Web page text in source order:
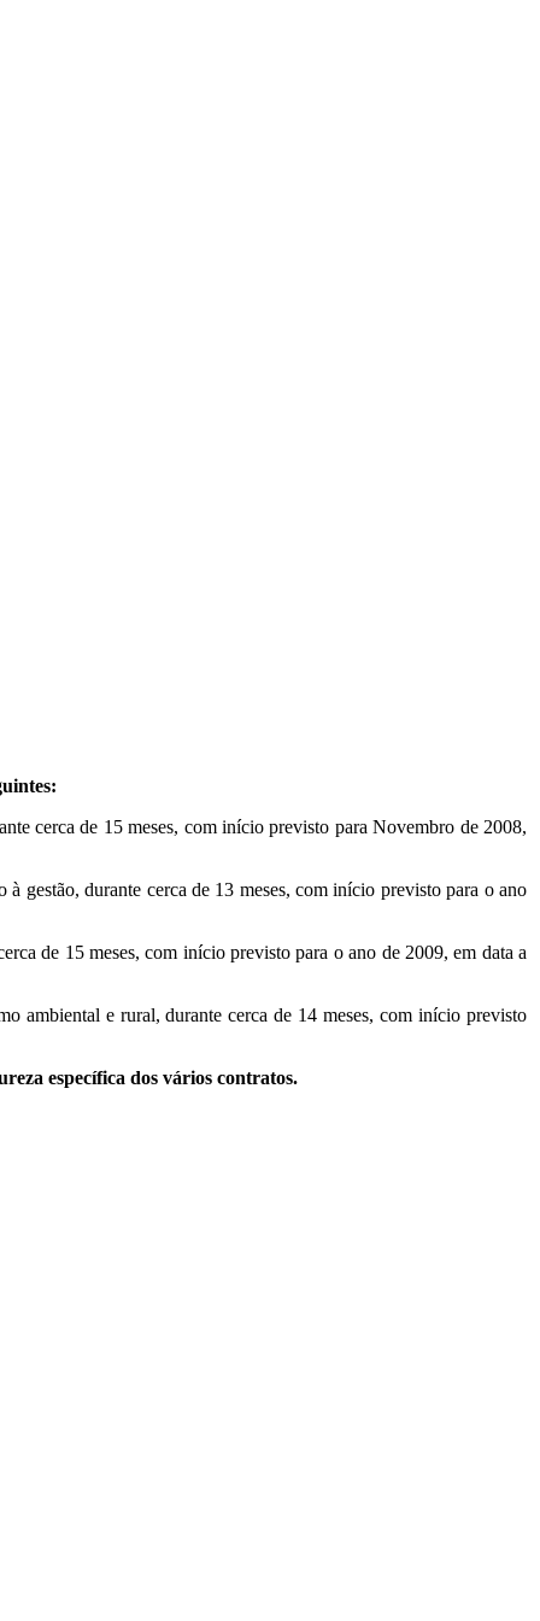
cerca de 15 meses, com início previsto para Novembro de 2008,
gestão, durante cerca de 13 meses, com início previsto para o ano
de 15 meses, com início previsto para o ano de 2009, em data a
ambiental e rural, durante cerca de 14 meses, com início previsto
específica dos vários contratos.